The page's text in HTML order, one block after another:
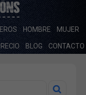
HOMBRE MUJER
BLOG CONTACTO